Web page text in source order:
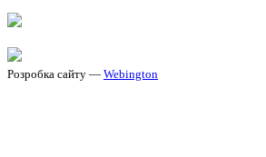
Розробка сайту — Webington